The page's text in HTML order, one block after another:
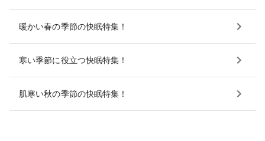
暖かい春の季節の快眠特集！
寒い季節に役立つ快眠特集！
肌寒い秋の季節の快眠特集！